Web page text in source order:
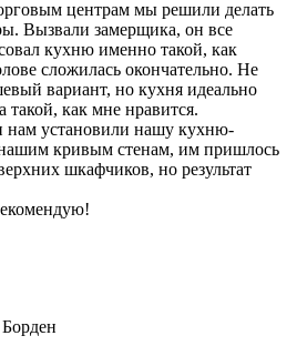
центрам мы решили делать
Вызвали замерщика, он все
кухню именно такой, как
сложилась окончательно. Не
вариант, но кухня идеально
такой, как мне нравится.
нам установили нашу кухню-
кривым стенам, им пришлось
шкафчиков, но результат